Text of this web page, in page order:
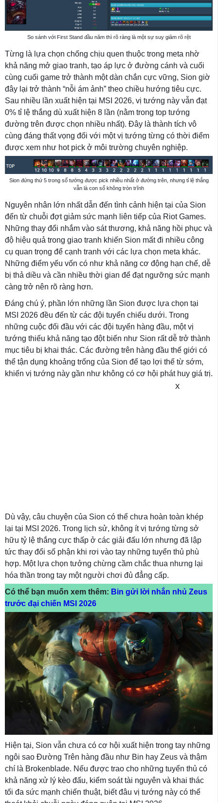
So sánh với First Stand đầu năm thì rõ ràng là một sự suy giảm rõ rệt
Từng là lựa chọn chống chịu quen thuộc trong meta nhờ
khả năng mở giao tranh, tạo áp lực ở đường cánh và cuối
cùng cuối game trở thành một dàn chắn cực vững, Sion giờ
đây lại trở thành “nỗi ám ảnh” theo chiều hướng tiêu cực.
Sau nhiều lần xuất hiện tại MSI 2026, vị tướng này vẫn đạt
0% tỉ lệ thắng dù xuất hiện 8 lần (nằm trong top tướng
đường trên được chọn nhiều nhất). Đây là thành tích vô
cùng đáng thất vọng đối với một vị tướng từng có thời điểm
được xem như hot pick ở môi trường chuyên nghiệp.
Sion đứng thứ 5 trong số tướng được pick nhiều nhất ở đường trên, nhưng tỉ lệ thắng
vẫn là con số không tròn trĩnh
Nguyên nhân lớn nhất dẫn đến tình cảnh hiện tại của Sion
đến từ chuỗi đợt giảm sức mạnh liên tiếp của Riot Games.
Những thay đổi nhắm vào sát thương, khả năng hồi phục và
độ hiệu quả trong giao tranh khiến Sion mất đi nhiều công
cụ quan trọng để cạnh tranh với các lựa chọn meta khác.
Những điểm yếu vốn có như khả năng cơ động hạn chế, dễ
bị thả diều và cần nhiều thời gian để đạt ngưỡng sức mạnh
càng trở nên rõ ràng hơn.
Đáng chú ý, phần lớn những lần Sion được lựa chọn tại
MSI 2026 đều đến từ các đội tuyển chiếu dưới. Trong
những cuộc đối đầu với các đội tuyển hàng đầu, một vị
tướng thiếu khả năng tạo đột biến như Sion rất dễ trở thành
mục tiêu bị khai thác. Các đường trên hàng đầu thế giới có
thể tận dụng khoảng trống của Sion để tạo lợi thế từ sớm,
khiến vị tướng này gần như không có cơ hội phát huy giá trị.
X
Dù vậy, câu chuyện của Sion có thể chưa hoàn toàn khép
lại tại MSI 2026. Trong lịch sử, không ít vị tướng từng sở
hữu tỷ lệ thắng cực thấp ở các giải đấu lớn nhưng đã lập
tức thay đổi số phận khi rơi vào tay những tuyển thủ phù
hợp. Một lựa chọn tưởng chừng cầm chắc thua nhưng lại
hóa thần trong tay một người chơi đủ đẳng cấp.
Có thể bạn muốn xem thêm: Bin gửi lời nhắn nhủ Zeus
trước đại chiến MSI 2026
Hiện tại, Sion vẫn chưa có cơ hội xuất hiện trong tay những
ngôi sao Đường Trên hàng đầu như Bin hay Zeus và thậm
chí là Brokenblade. Nếu được trao cho những tuyển thủ có
khả năng xử lý kèo đấu, kiểm soát tài nguyên và khai thác
tối đa sức mạnh chiến thuật, biết đâu vị tướng này có thể